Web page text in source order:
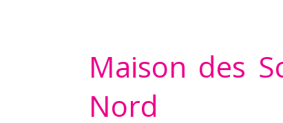
Maison des
Nord